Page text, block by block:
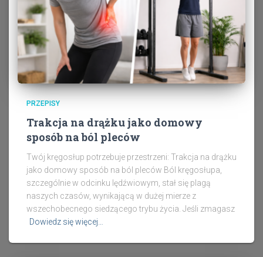
PRZEPISY
Trakcja na drążku jako domowy
sposób na ból pleców
Twój kręgosłup potrzebuje przestrzeni: Trakcja na drążku
jako domowy sposób na ból pleców Ból kręgosłupa,
szczególnie w odcinku lędźwiowym, stał się plagą
naszych czasów, wynikającą w dużej mierze z
wszechobecnego siedzącego trybu życia. Jeśli zmagasz
Dowiedz się więcej…